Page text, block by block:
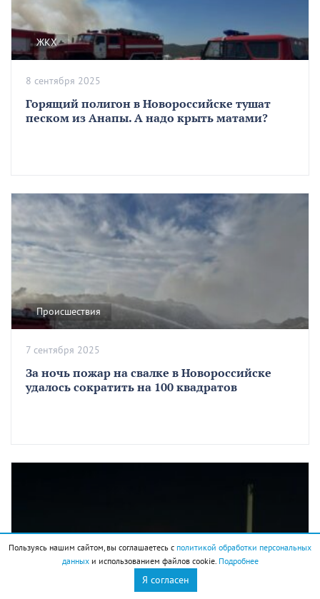
ЖКХ
Горящий полигон в Новороссийске тушат
песком из Анапы. А надо крыть матами?
8 сентября 2025
Происшествия
За ночь пожар на свалке в Новороссийске
удалось сократить на 100 квадратов
7 сентября 2025
Пользуясь нашим сайтом, вы соглашаетесь с политикой обработки персональных
данныхи использованием файлов cookie. Подробнее
Я согласен